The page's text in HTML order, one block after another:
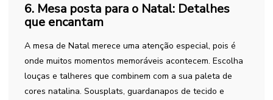
6. Mesa posta para o Natal: Detalhes
que encantam
A mesa de Natal merece uma atenção especial, pois é
onde muitos momentos memoráveis acontecem. Escolha
louças e talheres que combinem com a sua paleta de
cores natalina. Sousplats, guardanapos de tecido e